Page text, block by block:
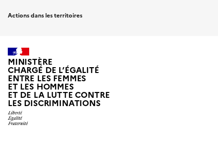
Actions dans les territoires
MINISTÈRE
CHARGÉ DE L’ÉGALITÉ
ENTRE LES FEMMES
ET LES HOMMES
ET DE LA LUTTE CONTRE
LES DISCRIMINATIONS